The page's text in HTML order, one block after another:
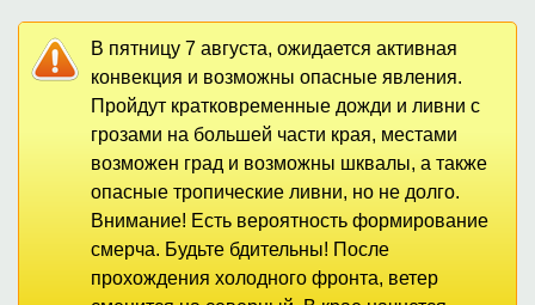
В пятницу 7 августа, ожидается активная
конвекция и возможны опасные явления.
Пройдут кратковременные дожди и ливни с
грозами на большей части края, местами
возможен град и возможны шквалы, а также
опасные тропические ливни, но не долго.
Внимание! Есть вероятность формирование
смерча. Будьте бдительны! После
прохождения холодного фронта, ветер